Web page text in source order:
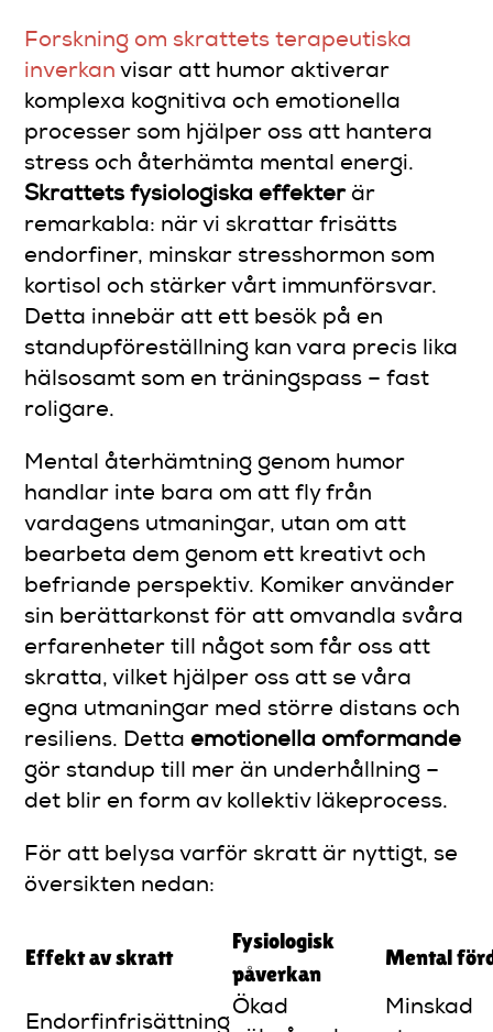
Forskning om skrattets terapeutiska
inverkan visar att humor aktiverar
komplexa kognitiva och emotionella
processer som hjälper oss att hantera
stress och återhämta mental energi.
Skrattets fysiologiska effekterär
remarkabla: när vi skrattar frisätts
endorfiner, minskar stresshormon som
kortisol och stärker vårt immunförsvar.
Detta innebär att ett besök på en
standupföreställning kan vara precis lika
hälsosamt som en träningspass – fast
roligare.
Mental återhämtning genom humor
handlar inte bara om att fly från
vardagens utmaningar, utan om att
bearbeta dem genom ett kreativt och
befriande perspektiv. Komiker använder
sin berättarkonst för att omvandla svåra
erfarenheter till något som får oss att
skratta, vilket hjälper oss att se våra
egna utmaningar med större distans och
resiliens. Dettaemotionella omformande
gör standup till mer än underhållning –
det blir en form av kollektiv läkeprocess.
För att belysa varför skratt är nyttigt, se
översikten nedan:
Effekt av skratt
Fysiologisk
påverkan
Mental
Endorfinfrisättning
Ökad
Minskad